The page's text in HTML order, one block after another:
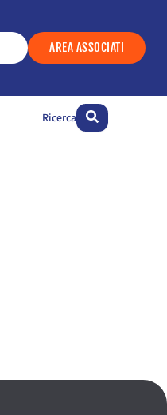
AREA ASSOCIATI
Ricerca